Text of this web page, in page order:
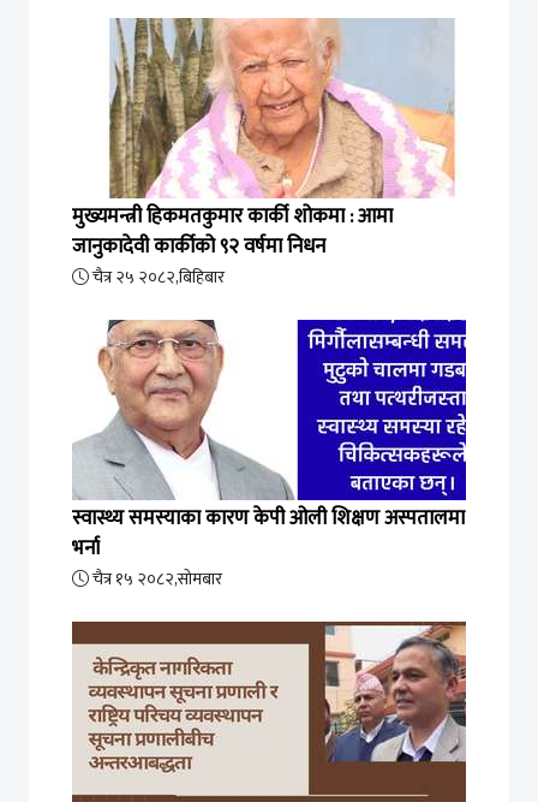
मुख्यमन्त्री हिकमतकुमार कार्की शोकमा : आमा
जानुकादेवी कार्कीको ९२ वर्षमा निधन
चैत्र २५ २०८२,बिहिबार
स्वास्थ्य समस्याका कारण केपी ओली शिक्षण अस्पतालमा
भर्ना
चैत्र १५ २०८२,सोमबार